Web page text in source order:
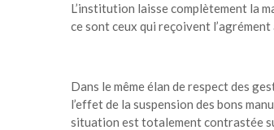
L’institution laisse complètement la
ce sont ceux qui reçoivent
Dans le même élan de respect des
l’effet de la suspension des bons
situation est totalement contrastée